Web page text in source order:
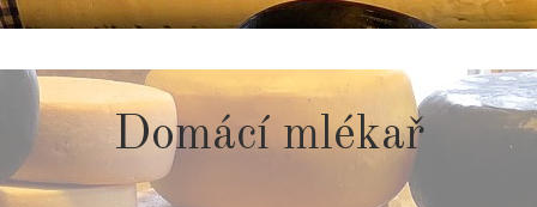
to
content
Domácí mlékař